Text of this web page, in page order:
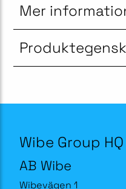
Mer
Wibe Group HQ
AB Wibe
Wibevägen 1